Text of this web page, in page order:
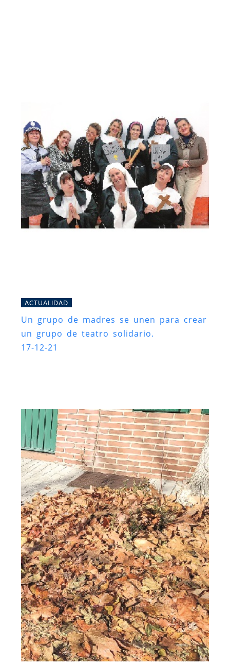
ACTUALIDAD
Un grupo de madres se unen para crear
un grupo de teatro solidario.
17-12-21